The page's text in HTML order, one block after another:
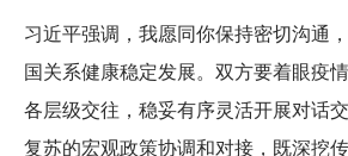
习近平强调，我愿同你保持密切沟通
国关系健康稳定发展。双方要着眼疫
各层级交往，稳妥有序灵活开展对话
复苏的宏观政策协调和对接，既深挖